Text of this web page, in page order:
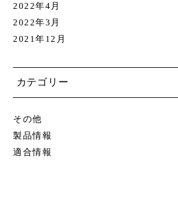
2022年4月
2022年3月
2021年12月
カテゴリー
その他
製品情報
適合情報